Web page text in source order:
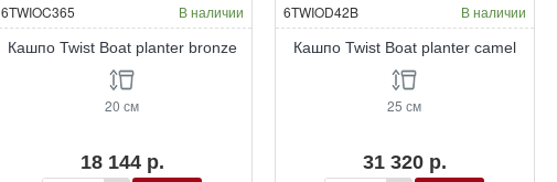
6TWIOC365 В наличии
Кашпо Twist Boat planter bronze
20 см
18 144 р.
6TWIOD42B В наличии
Кашпо Twist Boat planter camel
25 см
31 320 р.